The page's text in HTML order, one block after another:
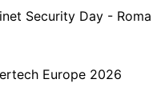
Security Day - Roma
Europe 2026